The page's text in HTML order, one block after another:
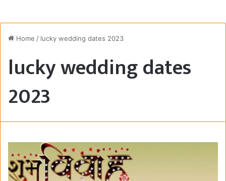
Home / lucky wedding dates 2023
lucky wedding dates
2023